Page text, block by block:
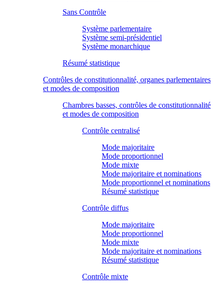
Sans Contrôle
Système parlementaire
Système semi-présidentiel
Système monarchique
Résumé statistique
Contrôles de constitutionnalité, organes parlementaires
et modes de composition
Chambres basses, contrôles de constitutionnalité
et modes de composition
Contrôle centralisé
Mode majoritaire
Mode proportionnel
Mode mixte
Mode majoritaire et nominations
Mode proportionnel et nominations
Résumé statistique
Contrôle diffus
Mode majoritaire
Mode proportionnel
Mode mixte
Mode majoritaire et nominations
Résumé statistique
Contrôle mixte